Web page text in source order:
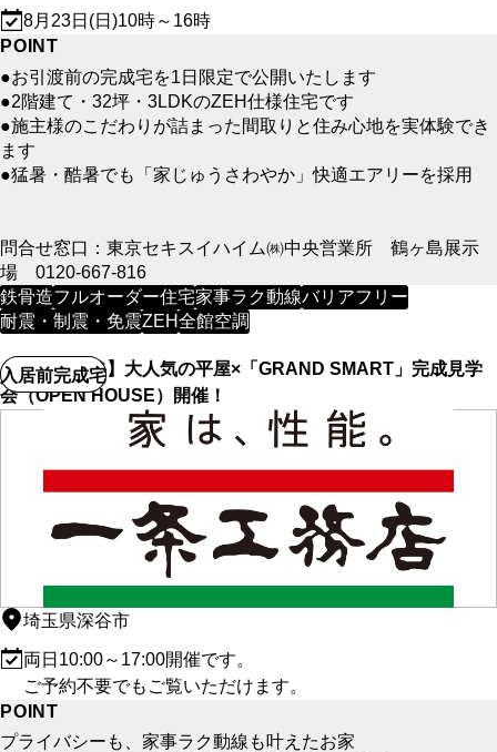
8月23日(日)10時～16時
POINT
●お引渡前の完成宅を1日限定で公開いたします
●2階建て・32坪・3LDKのZEH仕様住宅です
●施主様のこだわりが詰まった間取りと住み心地を実体験でき
ます
●猛暑・酷暑でも「家じゅうさわやか」快適エアリーを採用
問合せ窓口：東京セキスイハイム㈱中央営業所 鶴ヶ島展示
場 0120-667-816
鉄骨造フルオーダー住宅家事ラク動線バリアフリー
耐震・制震・免震ZEH全館空調
入居前完成宅
【深谷市大谷】大人気の平屋×「GRAND SMART」完成見学
会（OPEN HOUSE）開催！
埼玉県深谷市
両日10:00～17:00開催です。
ご予約不要でもご覧いただけます。
POINT
プライバシーも、家事ラク動線も叶えたお家